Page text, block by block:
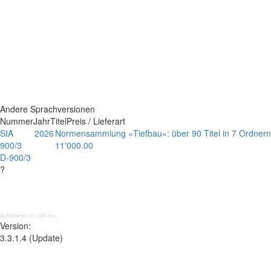
Andere Sprachversionen
NummerJahrTitelPreis / Lieferart
SIA
900/3
D-900/3
?
2026 Normensammlung «Tiefbau»: über 90 Titel in 7
11'000.00
Aufbereitet in: 144 ms;
Version:
3.3.1.4 (Update)